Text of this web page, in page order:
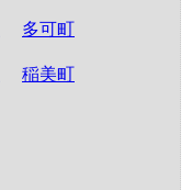
多可町
稲美町